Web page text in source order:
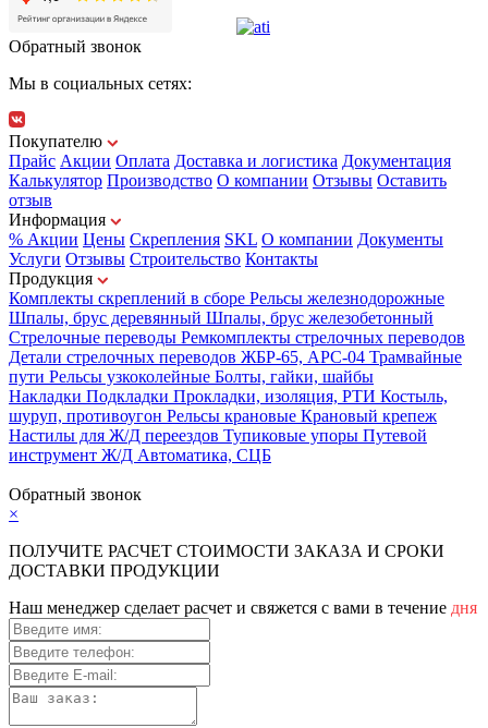
Обратный звонок
Мы в социальных сетях:
Покупателю
Прайс Акции Оплата Доставка и логистика Документация
Калькулятор Производство О компании Отзывы Оставить
отзыв
Информация
% Акции Цены Скрепления SKL О компании Документы
Услуги Отзывы Строительство Контакты
Продукция
Комплекты скреплений в сборе Рельсы железнодорожные
Шпалы, брус деревянный Шпалы, брус железобетонный
Стрелочные переводы Ремкомплекты стрелочных переводов
Детали стрелочных переводов ЖБР-65, АРС-04 Трамвайные
пути Рельсы узкоколейные Болты, гайки, шайбы
Накладки Подкладки Прокладки, изоляция, РТИ Костыль,
шуруп, противоугон Рельсы крановые Крановый крепеж
Настилы для Ж/Д переездов Тупиковые упоры Путевой
инструмент Ж/Д Автоматика, СЦБ
Обратный звонок
×
ПОЛУЧИТЕ РАСЧЕТ СТОИМОСТИ ЗАКАЗА И СРОКИ
ДОСТАВКИ ПРОДУКЦИИ
Наш менеджер сделает расчет и свяжется с вами в течение дня